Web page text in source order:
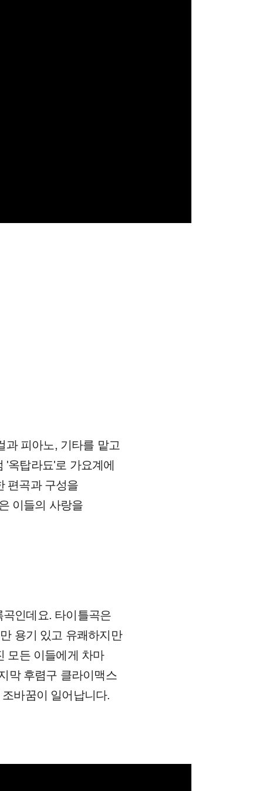
과 피아노, 기타를 맡고
옥탑라됴'로 가요계에
편곡과 구성을
이들의 사랑을
인데요. 타이틀곡은
용기 있고 유쾌하지만
모든 이들에게 차마
막 후렴구 클라이맥스
바꿈이 일어납니다.